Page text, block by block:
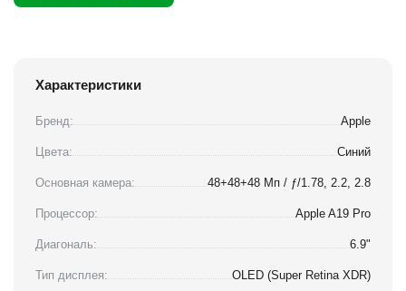
Характеристики
Бренд: Apple
Цвета: Синий
Основная камера: 48+48+48 Мп / ƒ/1.78, 2.2, 2.8
Процессор: Apple A19 Pro
Диагональ: 6.9"
Тип дисплея: OLED (Super Retina XDR)